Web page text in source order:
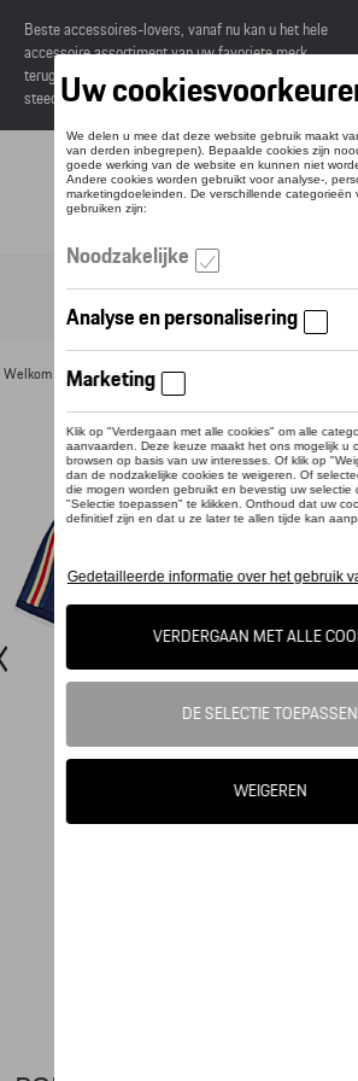
Beste accessoires-lovers, vanaf nu kan u het hele
accessoire assortiment van uw favoriete merk
terugvinden in de online catalogus. Deze kunnen
steeds besteld worden via uw dealer.
Toggle
Welkom >Voor u >Textiel >